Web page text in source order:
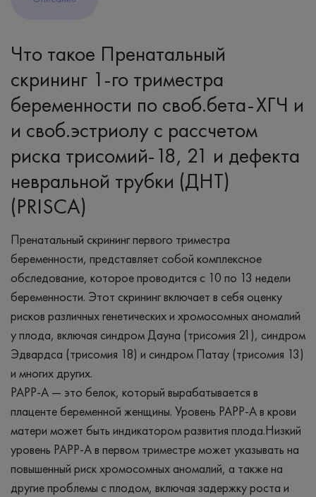
Что такое Пренатальный
скрининг 1-го триместра
беременности по своб.бета-ХГЧ и
и своб.эстриолу с рассчетом
риска трисомий-18, 21 и дефекта
невральной трубки (ДНТ)
(PRISСA)
Пренатальный скрининг первого триместра
беременности, представляет собой комплексное
обследование, которое проводится с 10 по 13 недели
беременности. Этот скрининг включает в себя оценку
рисков различных генетических и хромосомных аномалий
у плода, включая синдром Дауна (трисомия 21), синдром
Эдвардса (трисомия 18) и синдром Патау (трисомия 13)
и многих других.
PAPP-A — это белок, который вырабатывается в
плаценте беременной женщины. Уровень PAPP-A в крови
матери может быть индикатором развития плода.Низкий
уровень PAPP-A в первом триместре может указывать на
повышенный риск хромосомных аномалий, а также на
другие проблемы с плодом, включая задержку роста и